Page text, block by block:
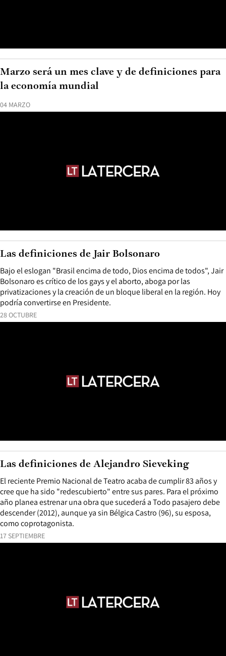
04 MARZO
Marzo será un mes clave y de definiciones para
la economía mundial
28 OCTUBRE
Bajo el eslogan "Brasil encima de todo, Dios encima de todos", Jair
Bolsonaro es crítico de los gays y el aborto, aboga por las
privatizaciones y la creación de un bloque liberal en la región. Hoy
podría convertirse en Presidente.
Las definiciones de Jair Bolsonaro
17 SEPTIEMBRE
El reciente Premio Nacional de Teatro acaba de cumplir 83 años y
cree que ha sido "redescubierto" entre sus pares. Para el próximo
año planea estrenar una obra que sucederá a Todo pasajero debe
descender (2012), aunque ya sin Bélgica Castro (96), su esposa,
como coprotagonista.
Las definiciones de Alejandro Sieveking